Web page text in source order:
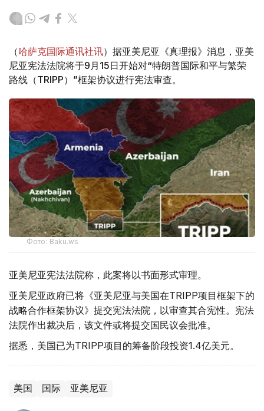
（哈萨克国际通讯社讯）据亚美尼亚《真理报》消息，亚美
尼亚宪法法院将于9月15日开始对“特朗普国际和平与繁荣
路线（TRIPP）”框架协议进行宪法审查。
Фото: Baku.ws
亚美尼亚宪法法院称，此案将以书面形式审理。
亚美尼亚政府已将《亚美尼亚与美国在TRIPP项目框架下的
战略合作框架协议》提交宪法法院，以审查其合宪性。宪法
法院作出裁决后，该文件或将提交国民议会批准。
据悉，美国已为TRIPP项目的筹备阶段投资1.4亿美元。
美国 国际 亚美尼亚